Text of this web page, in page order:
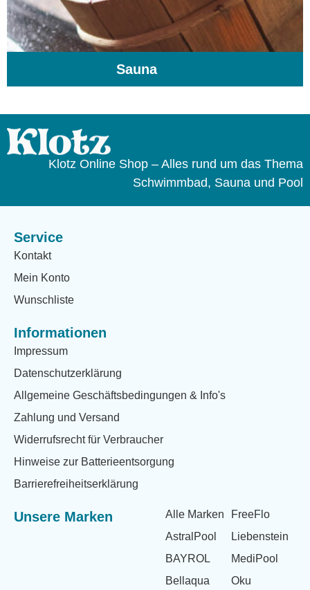
Sauna
Klotz Online Shop – Alles rund um das Thema
Schwimmbad, Sauna und Pool
Service
Kontakt
Mein Konto
Wunschliste
Informationen
Impressum
Datenschutzerklärung
Allgemeine Geschäftsbedingungen & Info's
Zahlung und Versand
Widerrufsrecht für Verbraucher
Hinweise zur Batterieentsorgung
Barrierefreiheitserklärung
Unsere Marken
Alle Marken
AstralPool
BAYROL
Bellaqua
FreeFlo
Liebenstein
MediPool
Oku